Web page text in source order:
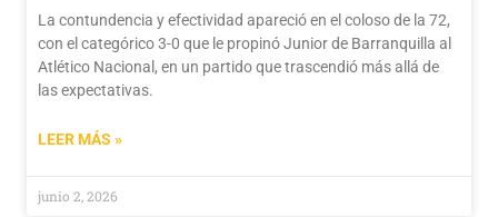
La contundencia y efectividad apareció en el coloso de la 72,
con el categórico 3-0 que le propinó Junior de Barranquilla al
Atlético Nacional, en un partido que trascendió más allá de
las expectativas.
LEER MÁS »
junio 2, 2026